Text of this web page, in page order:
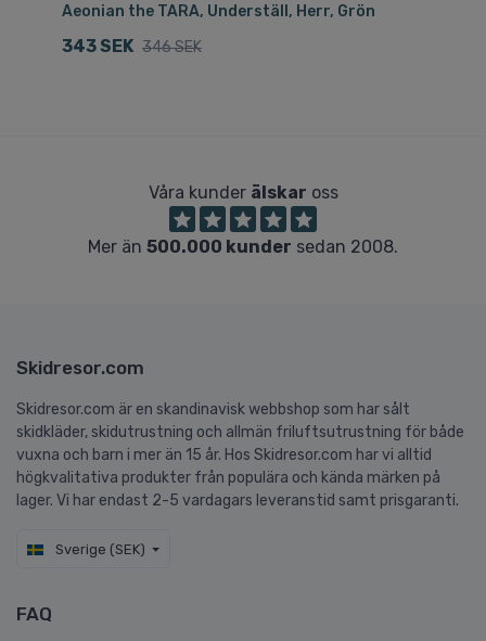
Aeonian the TARA, Underställ, Herr, Grön
343 SEK 346 SEK
Våra kunder älskar oss
Mer än 500.000 kunder sedan 2008.
Skidresor.com
Skidresor.com är en skandinavisk webbshop som har sålt
skidkläder, skidutrustning och allmän friluftsutrustning för både
vuxna och barn i mer än 15 år. Hos Skidresor.com har vi alltid
högkvalitativa produkter från populära och kända märken på
lager. Vi har endast 2-5 vardagars leveranstid samt prisgaranti.
Sverige (SEK)
FAQ